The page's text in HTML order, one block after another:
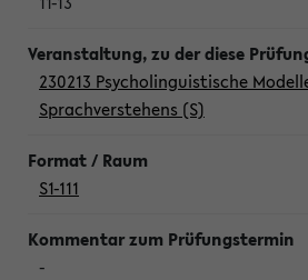
230213 Psycholinguistische
Sprachverstehens (S)
S1-111
-